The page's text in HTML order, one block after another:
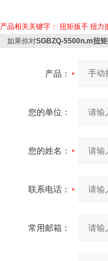
产品相关关键字： 扭矩扳手 扭力
如果你对SGBZQ-5500n.m扭
产品：
您的单位：
您的姓名：
联系电话：
常用邮箱：